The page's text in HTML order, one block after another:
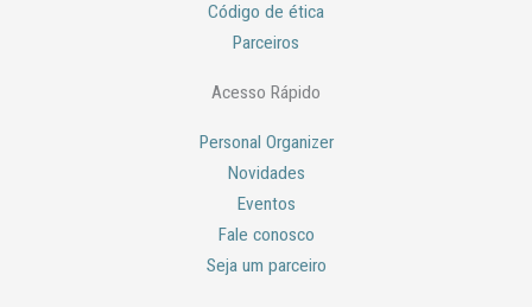
Código de ética
Parceiros
Acesso Rápido
Personal Organizer
Novidades
Eventos
Fale conosco
Seja um parceiro